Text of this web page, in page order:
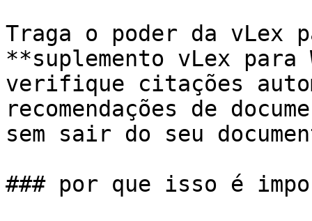
Traga o poder da vLex
**suplemento vLex
verifique citações
recomendações de
sem sair do seu
### por que isso é